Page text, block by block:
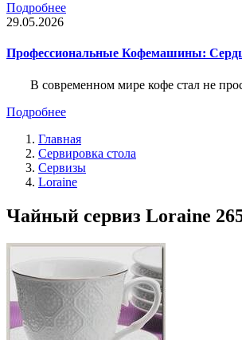
Подробнее
29.05.2026
Профессиональные Кофемашины:
В современном мире кофе стал не
Подробнее
Главная
Сервировка стола
Сервизы
Loraine
Чайный сервиз Loraine